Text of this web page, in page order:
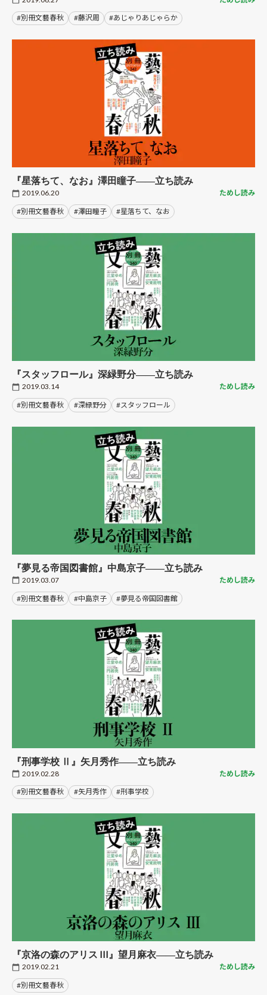
#別冊文藝春秋 #藤沢周 #あじゃりあじゃらか
『星落ちて、なお』澤田瞳子――立ち読み
2019.06.20 ためし読み
#別冊文藝春秋 #澤田瞳子 #星落ちて、なお
『スタッフロール』深緑野分――立ち読み
2019.03.14 ためし読み
#別冊文藝春秋 #深緑野分 #スタッフロール
『夢見る帝国図書館』中島京子――立ち読み
2019.03.07 ためし読み
#別冊文藝春秋 #中島京子 #夢見る帝国図書館
『刑事学校 Ⅱ』矢月秀作――立ち読み
2019.02.28 ためし読み
#別冊文藝春秋 #矢月秀作 #刑事学校
『京洛の森のアリス III』望月麻衣――立ち読み
2019.02.21 ためし読み
#別冊文藝春秋